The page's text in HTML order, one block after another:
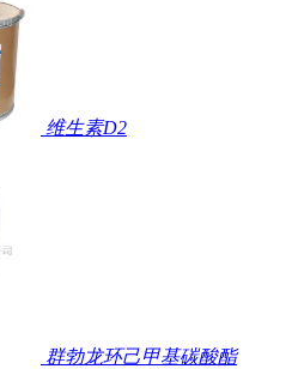
维生素D2
群勃龙环己甲基碳酸酯